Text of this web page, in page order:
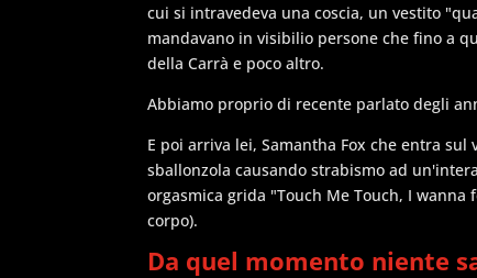
cui si intravedeva una coscia, un vestito
mandavano in visibilio persone che fino a
della Carrà e poco altro.
Abbiamo proprio di recente parlato degli
E poi arriva lei, Samantha Fox che entra
sballonzola causando strabismo ad
orgasmica grida "Touch Me Touch, I
corpo).
Da quel momento niente